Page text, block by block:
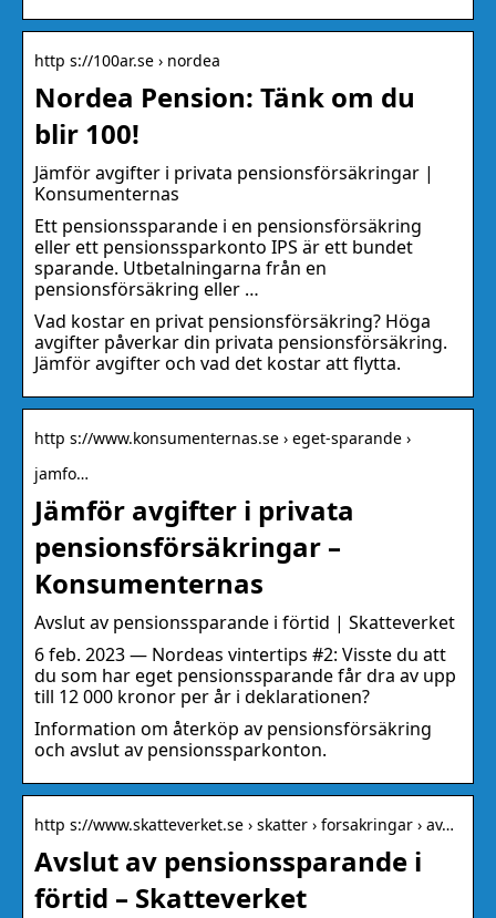
http s://100ar.se › nordea
Nordea Pension: Tänk om du
blir 100!
Jämför avgifter i privata pensionsförsäkringar |
Konsumenternas
Ett pensionssparande i en pensionsförsäkring
eller ett pensionssparkonto IPS är ett bundet
sparande. Utbetalningarna från en
pensionsförsäkring eller …
Vad kostar en privat pensionsförsäkring? Höga
avgifter påverkar din privata pensionsförsäkring.
Jämför avgifter och vad det kostar att flytta.
http s://www.konsumenternas.se › eget-sparande ›
jamfo…
Jämför avgifter i privata
pensionsförsäkringar –
Konsumenternas
Avslut av pensionssparande i förtid | Skatteverket
6 feb. 2023 — Nordeas vintertips #2: Visste du att
du som har eget pensionssparande får dra av upp
till 12 000 kronor per år i deklarationen?
Information om återköp av pensionsförsäkring
och avslut av pensionssparkonton.
http s://www.skatteverket.se › skatter › forsakringar › av…
Avslut av pensionssparande i
förtid – Skatteverket